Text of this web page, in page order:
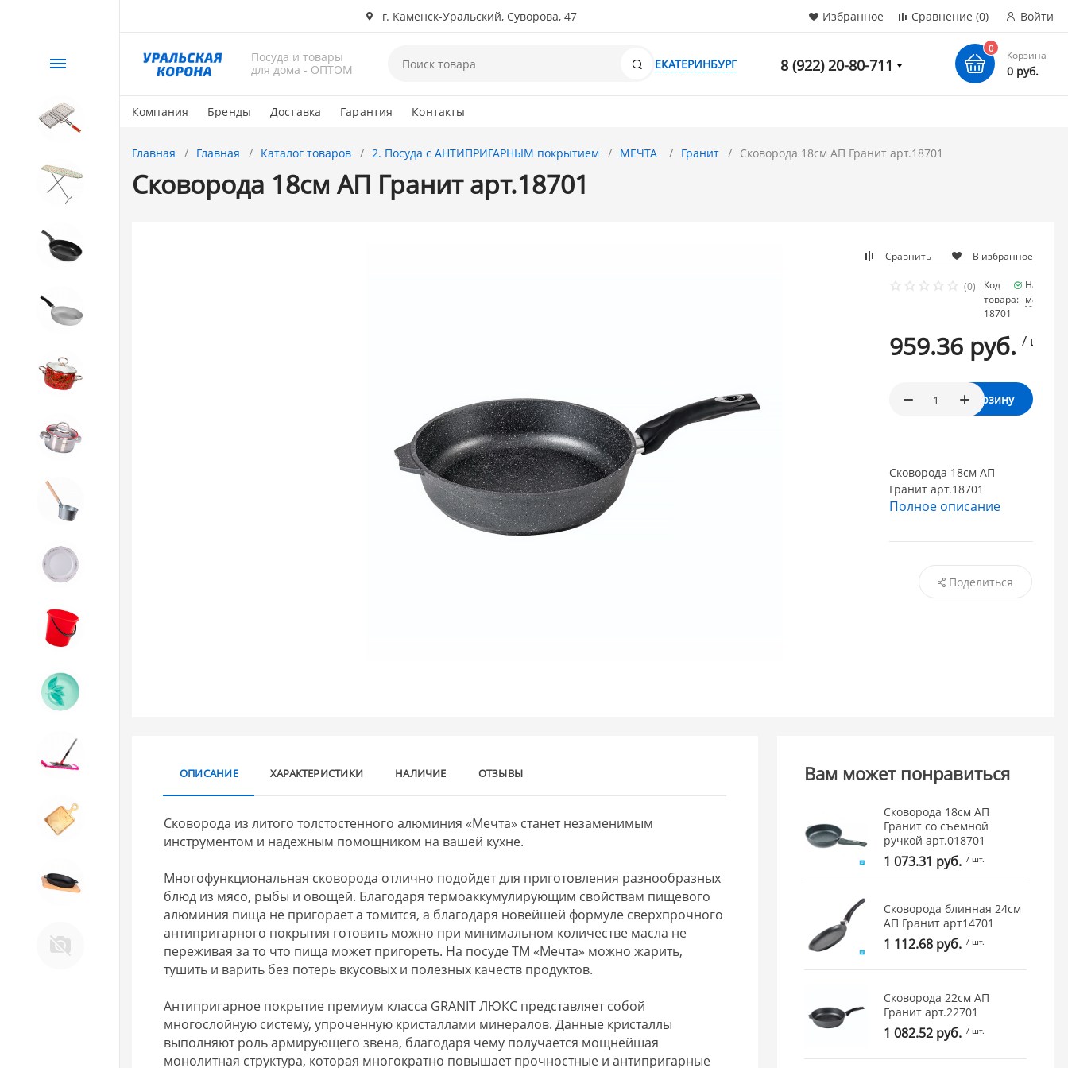
г. Каменск-Уральский, Суворова, 47 Избранное Сравнение (0) Войти
Посуда и товары
для дома - ОПТОМ
Поиск
ЕКАТЕРИНБУРГ 8 (922) 20-80-711
0
Корзина
0 руб.
Компания Бренды Доставка Гарантия Контакты
Каталог
СЕЗОННЫЙ товар
1. Завод Исток
11. Товары для КУХНИ
12. ПЕЧНОЕ литье и посуда из
13. Крышки и закаточные
машинки ДЛЯ
КОНСЕРВИРОВАНИЯ
Главная Главная Каталог товаров 2. Посуда с АНТИПРИГАРНЫМ покрытием МЕЧТА Гранит Сковорода 18см АП Гранит арт.18701
Сковорода 18см АП Гранит арт.18701
Сравнить В избранное
(0)
Код
товара:
18701
мало
959.36 руб. / шт.
В корзину
Сковорода 18см АП
Гранит арт.18701
Полное описание
Поделиться
ОПИСАНИЕ ХАРАКТЕРИСТИКИ НАЛИЧИЕ ОТЗЫВЫ
Сковорода из литого толстостенного алюминия «Мечта» станет незаменимым
инструментом и надежным помощником на вашей кухне.
Многофункциональная сковорода отлично подойдет для приготовления разнообразных
блюд из мясо, рыбы и овощей. Благодаря термоаккумулирующим свойствам пищевого
алюминия пища не пригорает а томится, а благодаря новейшей формуле сверхпрочного
антипригарного покрытия готовить можно при минимальном количестве масла не
переживая за то что пища может пригореть. На посуде ТМ «Мечта» можно жарить,
тушить и варить без потерь вкусовых и полезных качеств продуктов.
Антипригарное покрытие премиум класса GRANIT ЛЮКС представляет собой
многослойную систему, упроченную кристаллами минералов. Данные кристаллы
выполняют роль армирующего звена, благодаря чему получается мощнейшая
монолитная структура, которая многократно повышает прочностные и антипригарные
Вам может понравиться
Сковорода 18см АП
Гранит со съемной
ручкой арт.018701
1 073.31 руб. / шт.
Сковорода блинная 24см
АП Гранит арт14701
1 112.68 руб. / шт.
Сковорода 22см АП
Гранит арт.22701
1 082.52 руб. / шт.